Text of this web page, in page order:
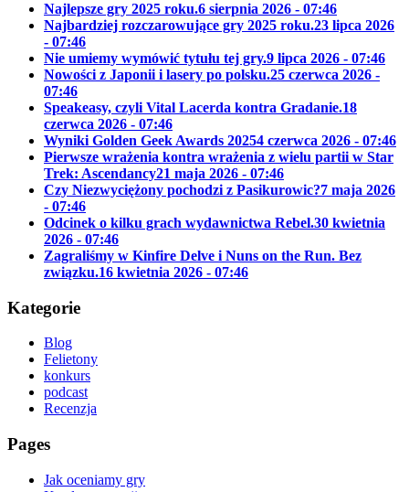
Najlepsze gry 2025 roku.6 sierpnia 2026 - 07:46
Najbardziej rozczarowujące gry 2025 roku.23 lipca 2026
- 07:46
Nie umiemy wymówić tytułu tej gry.9 lipca 2026 - 07:46
Nowości z Japonii i lasery po polsku.25 czerwca 2026 -
07:46
Speakeasy, czyli Vital Lacerda kontra Gradanie.18
czerwca 2026 - 07:46
Wyniki Golden Geek Awards 20254 czerwca 2026 - 07:46
Pierwsze wrażenia kontra wrażenia z wielu partii w Star
Trek: Ascendancy21 maja 2026 - 07:46
Czy Niezwyciężony pochodzi z Pasikurowic?7 maja 2026
- 07:46
Odcinek o kilku grach wydawnictwa Rebel.30 kwietnia
2026 - 07:46
Zagraliśmy w Kinfire Delve i Nuns on the Run. Bez
związku.16 kwietnia 2026 - 07:46
Kategorie
Blog
Felietony
konkurs
podcast
Recenzja
Pages
Jak oceniamy gry